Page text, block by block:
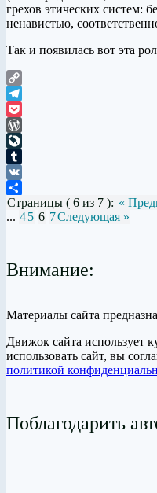
грехов этических систем:
ненавистью,
Так и появилась вот эта
Copy
Link
Telegram
Pocket
WordPress
LiveJournal
Tumblr
VK
Отправить
Страницы ( 6 из 7 ): «
... 45 6 7Следующая »
Внимание:
Материалы сайта
Движок сайта использует
использовать сайт, вы
политикой
Поблагодарить